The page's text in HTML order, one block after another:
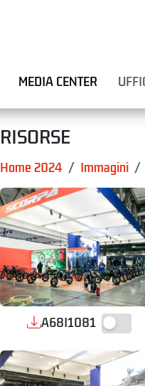
MEDIA CENTER
RISORSE
Home 2024 Immagini
A68I1081